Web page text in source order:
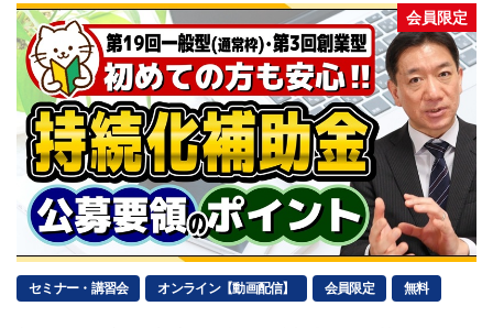
会員限定
セミナー・講習会 オンライン【動画配信】 会員限定 無料